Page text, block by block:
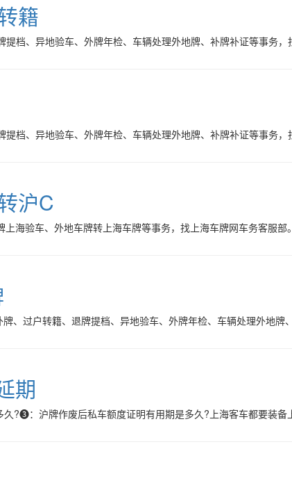
籍
档、异地验车、外牌年检、车辆处理外地牌、补牌补证等事务，
档、异地验车、外牌年检、车辆处理外地牌、补牌补证等事务，
沪C
海验车、外地车牌转上海车牌等事务，找上海车牌网车务客服
、过户转籍、退牌提档、异地验车、外牌年检、车辆处理外地牌
期
?❸：沪牌作废后私车额度证明有用期是多久?上海客车都要装备